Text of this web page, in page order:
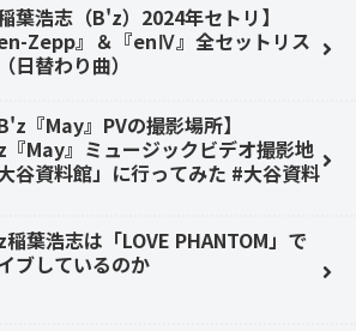
稲葉浩志（B'z）2024年セトリ】
en-Zepp』＆『enⅣ』全セットリス
日替わり曲）
B'z『May』PVの撮影場所】
May』ミュージックビデオ撮影地
大谷資料館」に行ってみた #大谷資料
葉浩志は「LOVE PHANTOM」で
ブしているのか